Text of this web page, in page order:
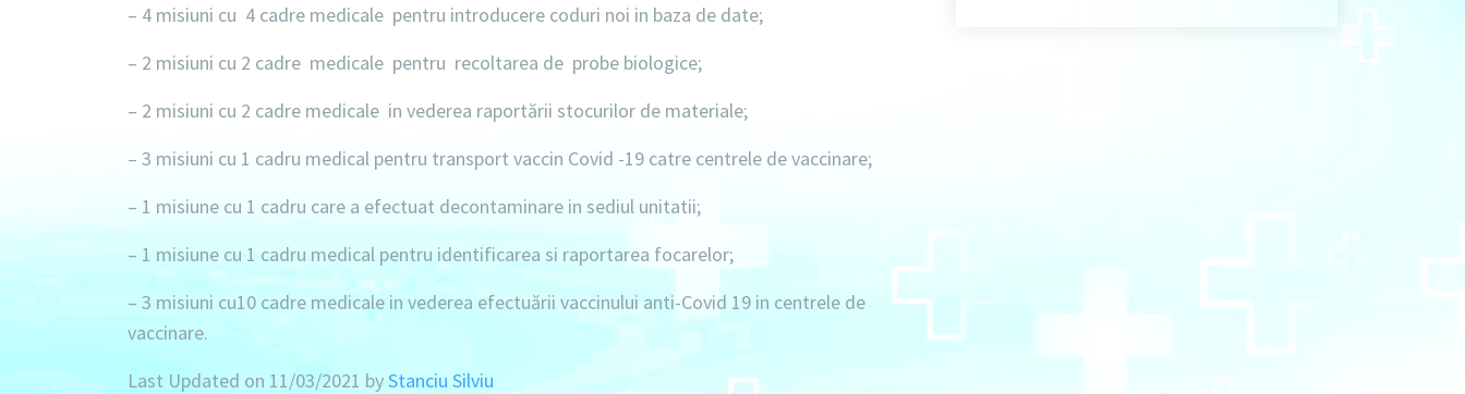
– 4 misiuni cu 4 cadre medicale pentru introducere coduri noi in baza de date;
– 2 misiuni cu 2 cadre medicale pentru recoltarea de probe biologice;
– 2 misiuni cu 2 cadre medicale in vederea raportării stocurilor de materiale;
– 3 misiuni cu 1 cadru medical pentru transport vaccin Covid -19 catre centrele de vaccinare;
– 1 misiune cu 1 cadru care a efectuat decontaminare in sediul unitatii;
– 1 misiune cu 1 cadru medical pentru identificarea si raportarea focarelor;
– 3 misiuni cu10 cadre medicale in vederea efectuării vaccinului anti-Covid 19 in centrele de
vaccinare.
Last Updated on 11/03/2021 byStanciu Silviu